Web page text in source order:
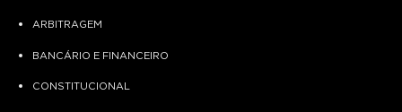
ARBITRAGEM
BANCÁRIO E FINANCEIRO
CONSTITUCIONAL